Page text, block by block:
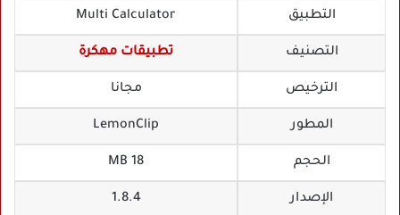
التطبيق Multi Calculator
التصنيف تطبيقات مهكرة
الترخيص مجانا
المطور LemonClip‏
الحجم 18 MB
الإصدار 1.8.4